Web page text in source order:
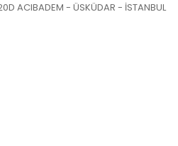
ACIBADEM - ÜSKÜDAR - İSTANBUL